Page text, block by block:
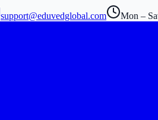
support@eduvedglobal.com Mon –